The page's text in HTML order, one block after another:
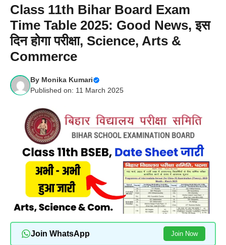
Class 11th Bihar Board Exam
Time Table 2025: Good News, इस
दिन होगा परीक्षा, Science, Arts &
Commerce
By Monika Kumari
Published on: 11 March 2025
Join WhatsApp Join Now